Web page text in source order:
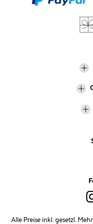
Alle Preise inkl. gesetzl.